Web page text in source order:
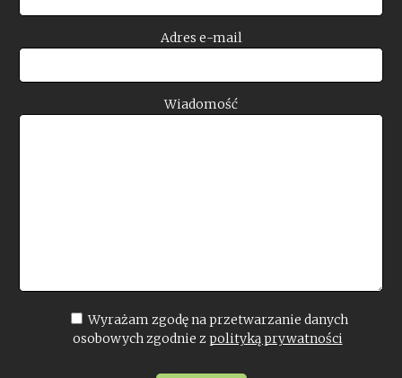
Adres e-mail
Wiadomość
Wyrażam zgodę na przetwarzanie danych
osobowych zgodnie z polityką prywatności